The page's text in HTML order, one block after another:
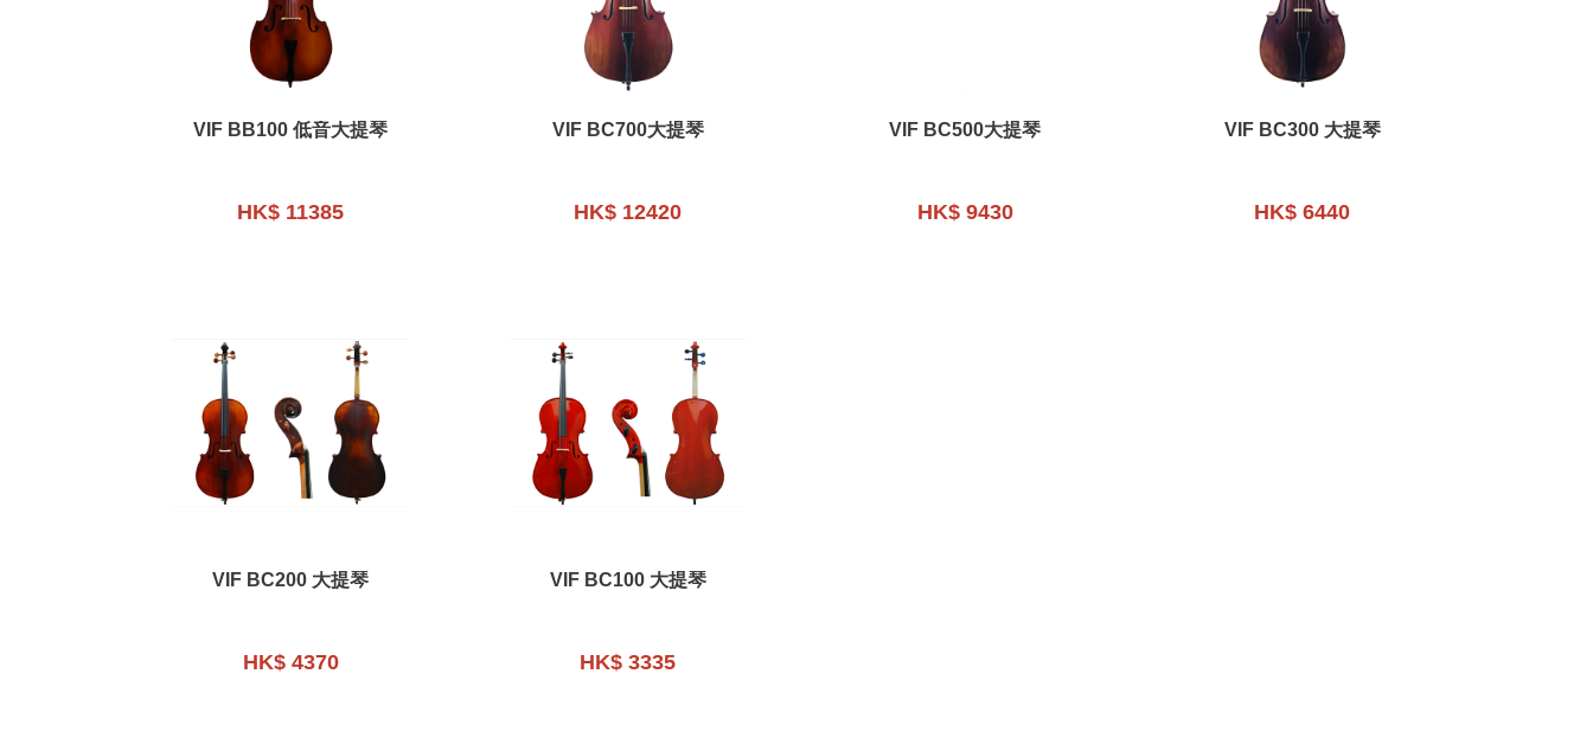
VIF BB100 低音大提琴
HK$ 11385
VIF BC700大提琴
HK$ 12420
VIF BC500大提琴
HK$ 9430
VIF BC300 大提琴
HK$ 6440
VIF BC200 大提琴
HK$ 4370
VIF BC100 大提琴
HK$ 3335